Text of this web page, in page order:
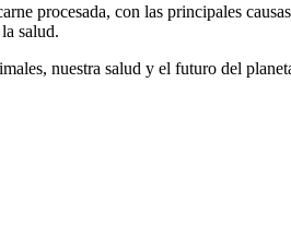
procesada, con las principales
salud.
nuestra salud y el futuro del